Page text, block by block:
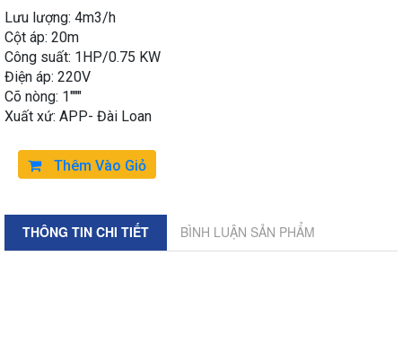
Lưu lượng: 4m3/h
Cột áp: 20m
Công suất: 1HP/0.75 KW
Điện áp: 220V
Cõ nòng: 1"""
Xuất xứ: APP- Đài Loan
Thêm Vào Giỏ
THÔNG TIN CHI TIẾT BÌNH LUẬN SẢN PHẨM